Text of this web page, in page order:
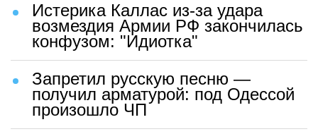
Истерика Каллас из-за удара
возмездия Армии РФ закончилась
конфузом: "Идиотка"
Запретил русскую песню —
получил арматурой: под Одессой
произошло ЧП